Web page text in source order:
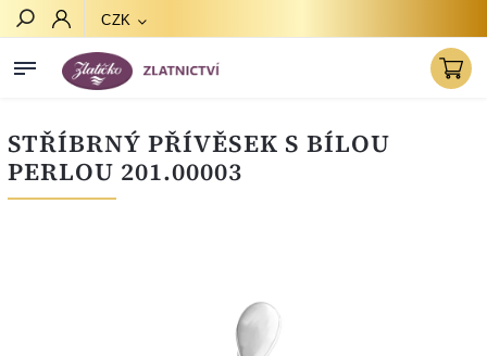
CZK
STŘÍBRNÝ PŘÍVĚSEK S BÍLOU
PERLOU 201.00003